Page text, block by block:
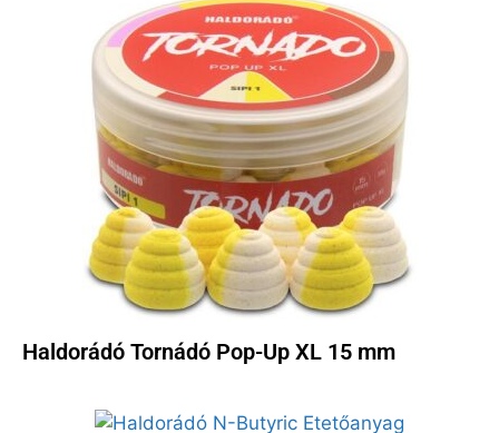
Haldorádó Tornádó Pop-Up XL 15 mm